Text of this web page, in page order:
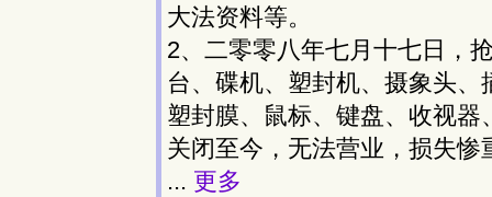
大法资料等。
2、二零零八年七月十七日，
台、碟机、塑封机、摄象头
塑封膜、鼠标、键盘、收视
关闭至今，无法营业，损失惨
... 更多